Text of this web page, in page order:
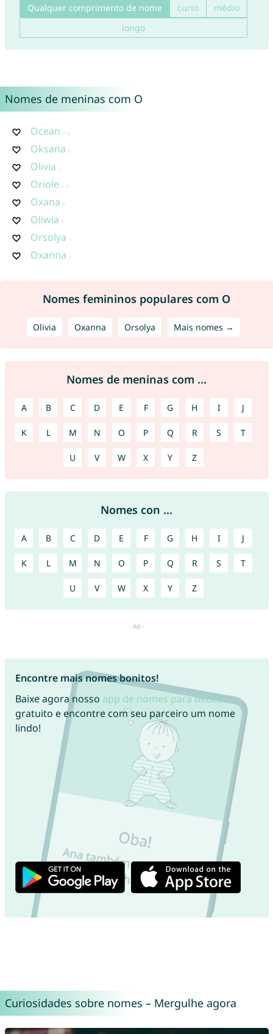
Qualquer comprimento de nome curto
médio
longo
Nomes de meninas com O
Ocean
Oksana
Olivia
Oriole
Oxana
Oliwia
Orsolya
Oxanna
Nomes femininos populares com O
Olivia Oxanna Orsolya Mais nomes →
Nomes de meninas com ...
A B C D E F G H I J
K L M N O P Q R S T
U V W X Y Z
Nomes con ...
A B C D E F G H I J
K L M N O P Q R S T
U V W X Y Z
Encontre mais nomes bonitos!
Baixe agora nosso app de nomes para bebês
gratuito e encontre com seu parceiro um nome
lindo!
Curiosidades sobre nomes – Mergulhe agora